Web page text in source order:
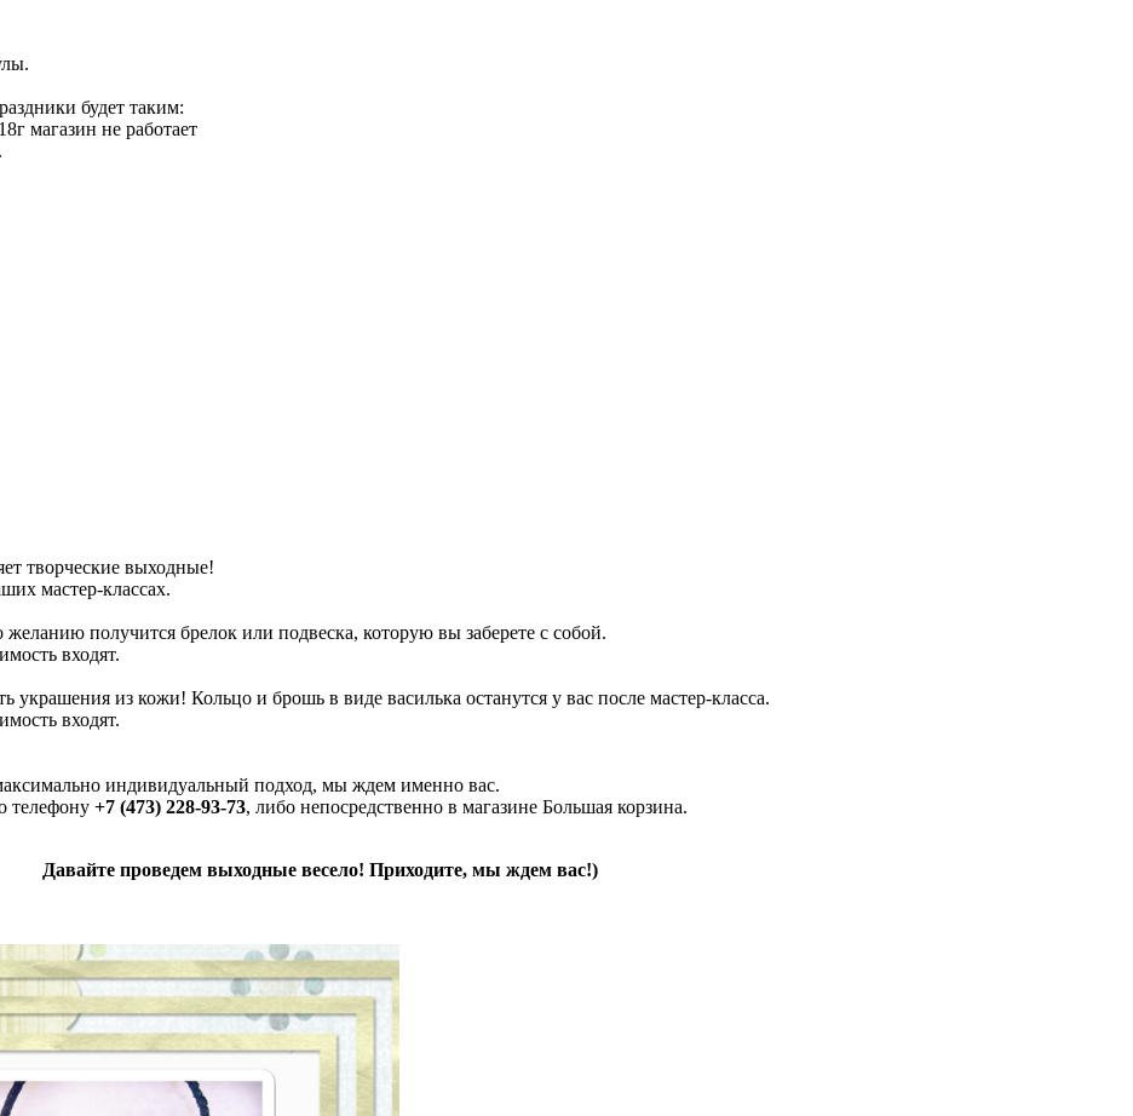
будет таким:
магазин не работает
творческие выходные!
мастер-классах.
получится брелок или подвеска, которую вы заберете с собой.
входят.
украшения из кожи! Кольцо и брошь в виде василька останутся у вас после мастер-класса.
входят.
индивидуальный подход, мы ждем именно вас.
телефону +7 (473) 228-93-73, либо непосредственно в магазине Большая корзина.
Давайте проведем выходные весело! Приходите, мы ждем вас!)